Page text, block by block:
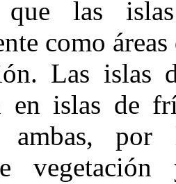
las
como
Las islas
en islas de
ambas, por